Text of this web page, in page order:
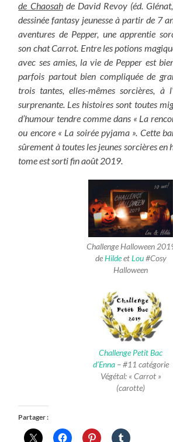
de Chaosahde David Revoy (éd.
dessinée fantasy jeunesse à partir de 7
aventures de Pepper, une apprentie
son chat Carrot. Entre les potions
avec ses amies, la vie de Pepper est
parfois partout bien compliquée de
trois tantes, elles-mêmes sorcières, à
surprenante. Les histoires sont toutes
d’humour tendre comme dans « La
ou encore « La soirée pyjama ». Cette
sûrement à toutes les jeunes sorcières
tome est sorti fin août 2019.
Challenge Halloween
deHildeetLou#Cosy
Halloween
Challenge Petit Bac
d’Enna– #11 catégorie
Végétal: « Carrot »
(carotte)
Partager :